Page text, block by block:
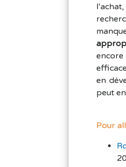
encore
en
peut
Pour